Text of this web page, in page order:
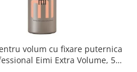
volum cu fixare puternica
Eimi Extra Volume, 500